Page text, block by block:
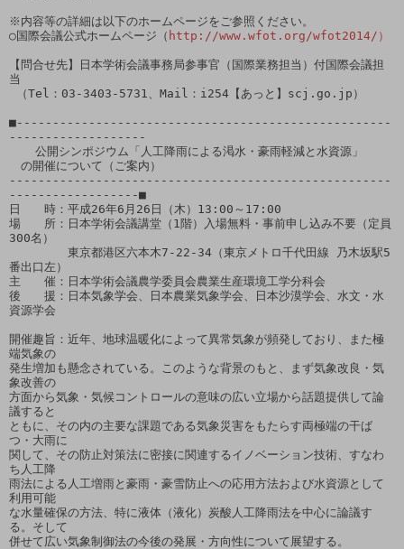
※内容等の詳細は以下のホームページをご参照ください。
○国際会議公式ホームページ（ http://www.wfot.org/wfot2014/）
【問合せ先】日本学術会議事務局参事官（国際業務担当）付国際会議担
当
■----------------------------------------------------
-------------------
公開シンポジウム「人工降雨による渇水・豪雨軽減と水資源」
の開催について（ご案内）
-----------------------------------------------------
------------------■
日　　時：平成26年6月26日（木）13:00～17:00
場　　所：日本学術会議講堂（1階）入場無料・事前申し込み不要（定員
300名）
東京都港区六本木7-22-34（東京メトロ千代田線 乃木坂駅5
番出口左）
主　　催：日本学術会議農学委員会農業生産環境工学分科会
後　　援：日本気象学会、日本農業気象学会、日本沙漠学会、水文・水
資源学会
開催趣旨：近年、地球温暖化によって異常気象が頻発しており、また極
端気象の
発生増加も懸念されている。このような背景のもと、まず気象改良・気
象改善の
方面から気象・気候コントロールの意味の広い立場から話題提供して論
議すると
ともに、その内の主要な課題である気象災害をもたらす両極端の干ば
つ・大雨に
関して、その防止対策法に密接に関連するイノベーション技術、すなわ
ち人工降
雨法による人工増雨と豪雨・豪雪防止への応用方法および水資源として
利用可能
な水量確保の方法、特に液体（液化）炭酸人工降雨法を中心に論議す
る。そして
併せて広い気象制御法の今後の発展・方向性について展望する。